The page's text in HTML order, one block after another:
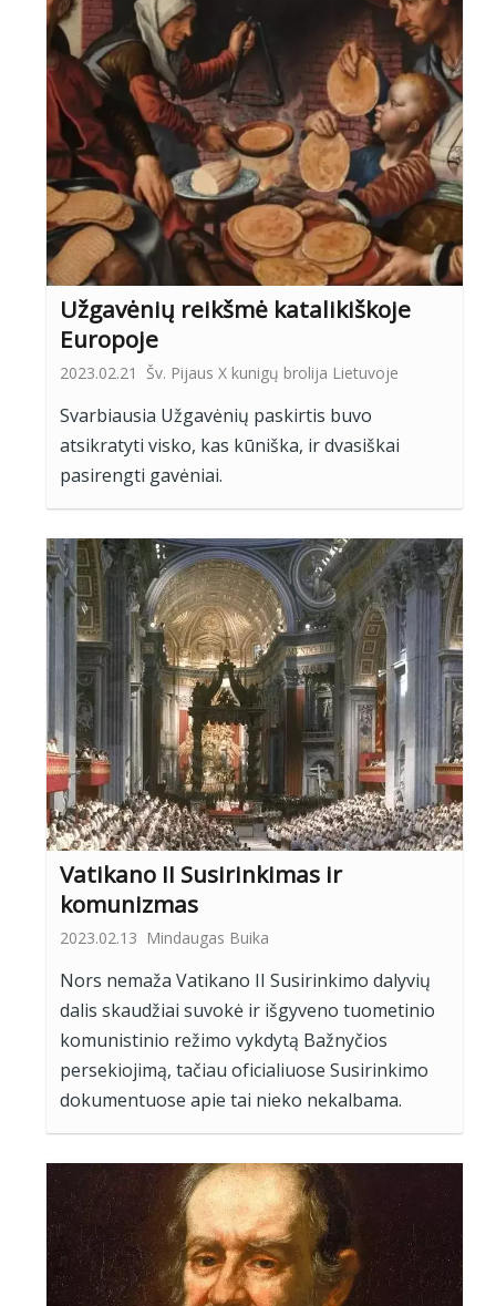
Užgavėnių reikšmė katalikiškoje
Europoje
2023.02.21 Šv. Pijaus X kunigų brolija Lietuvoje
Svarbiausia Užgavėnių paskirtis buvo
atsikratyti visko, kas kūniška, ir dvasiškai
pasirengti gavėniai.
Vatikano II Susirinkimas ir
komunizmas
2023.02.13 Mindaugas Buika
Nors nemaža Vatikano II Susirinkimo dalyvių
dalis skaudžiai suvokė ir išgyveno tuometinio
komunistinio režimo vykdytą Bažnyčios
persekiojimą, tačiau oficialiuose Susirinkimo
dokumentuose apie tai nieko nekalbama.